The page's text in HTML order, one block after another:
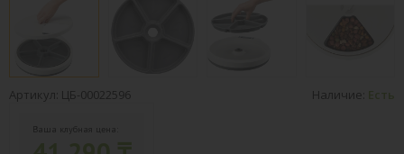
Артикул: ЦБ-00022596 Наличие: Есть
Ваша клубная цена: